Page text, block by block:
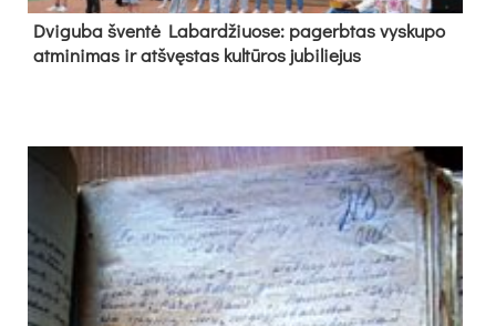
Dvi­gu­ba šven­tė La­bar­džiuo­se: pa­gerb­tas vys­ku­po
at­mi­ni­mas ir at­švęs­tas kul­tū­ros ju­bi­lie­jus